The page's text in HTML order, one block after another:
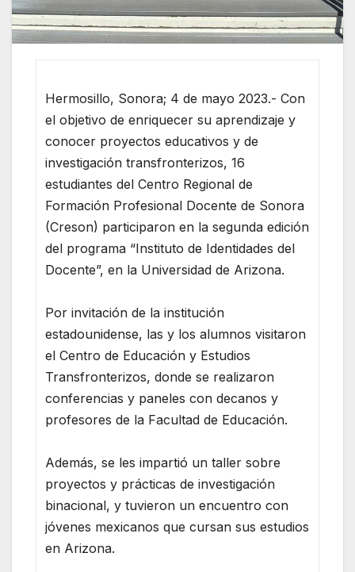
Hermosillo, Sonora; 4 de mayo 2023.- Con
el objetivo de enriquecer su aprendizaje y
conocer proyectos educativos y de
investigación transfronterizos, 16
estudiantes del Centro Regional de
Formación Profesional Docente de Sonora
(Creson) participaron en la segunda edición
del programa “Instituto de Identidades del
Docente”, en la Universidad de Arizona.
Por invitación de la institución
estadounidense, las y los alumnos visitaron
el Centro de Educación y Estudios
Transfronterizos, donde se realizaron
conferencias y paneles con decanos y
profesores de la Facultad de Educación.
Además, se les impartió un taller sobre
proyectos y prácticas de investigación
binacional, y tuvieron un encuentro con
jóvenes mexicanos que cursan sus estudios
en Arizona.